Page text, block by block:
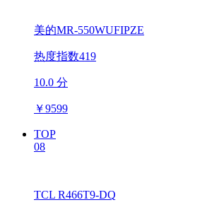
美的MR-550WUFIPZE
热度指数419
10.0 分
￥9599
TOP
08
TCL R466T9-DQ